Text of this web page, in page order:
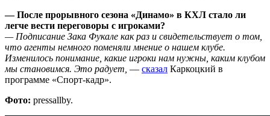
— После прорывного сезона «Динамо» в КХЛ стало ли
легче вести переговоры с игроками?
— Подписание Зака Фукале как раз и свидетельствует о том,
что агенты немного поменяли мнение о нашем клубе.
Изменилось понимание, какие игроки нам нужны, каким клубом
мы становимся. Это радует, — сказал Каркоцкий в
программе «Спорт-кадр».
Фото: pressallby.